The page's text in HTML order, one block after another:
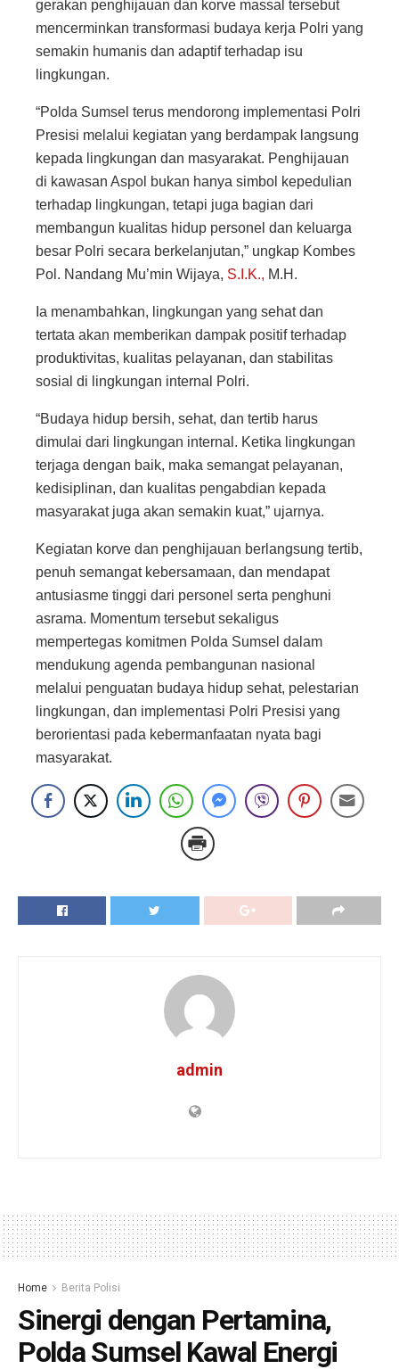
gerakan penghijauan dan korve massal tersebut
mencerminkan transformasi budaya kerja Polri yang
semakin humanis dan adaptif terhadap isu
lingkungan.
“Polda Sumsel terus mendorong implementasi Polri
Presisi melalui kegiatan yang berdampak langsung
kepada lingkungan dan masyarakat. Penghijauan
di kawasan Aspol bukan hanya simbol kepedulian
terhadap lingkungan, tetapi juga bagian dari
membangun kualitas hidup personel dan keluarga
besar Polri secara berkelanjutan,” ungkap Kombes
Pol. Nandang Mu’min Wijaya, S.I.K., M.H.
Ia menambahkan, lingkungan yang sehat dan
tertata akan memberikan dampak positif terhadap
produktivitas, kualitas pelayanan, dan stabilitas
sosial di lingkungan internal Polri.
“Budaya hidup bersih, sehat, dan tertib harus
dimulai dari lingkungan internal. Ketika lingkungan
terjaga dengan baik, maka semangat pelayanan,
kedisiplinan, dan kualitas pengabdian kepada
masyarakat juga akan semakin kuat,” ujarnya.
Kegiatan korve dan penghijauan berlangsung tertib,
penuh semangat kebersamaan, dan mendapat
antusiasme tinggi dari personel serta penghuni
asrama. Momentum tersebut sekaligus
mempertegas komitmen Polda Sumsel dalam
mendukung agenda pembangunan nasional
melalui penguatan budaya hidup sehat, pelestarian
lingkungan, dan implementasi Polri Presisi yang
berorientasi pada kebermanfaatan nyata bagi
masyarakat.
admin
Home Berita Polisi
Sinergi dengan Pertamina,
Polda Sumsel Kawal Energi